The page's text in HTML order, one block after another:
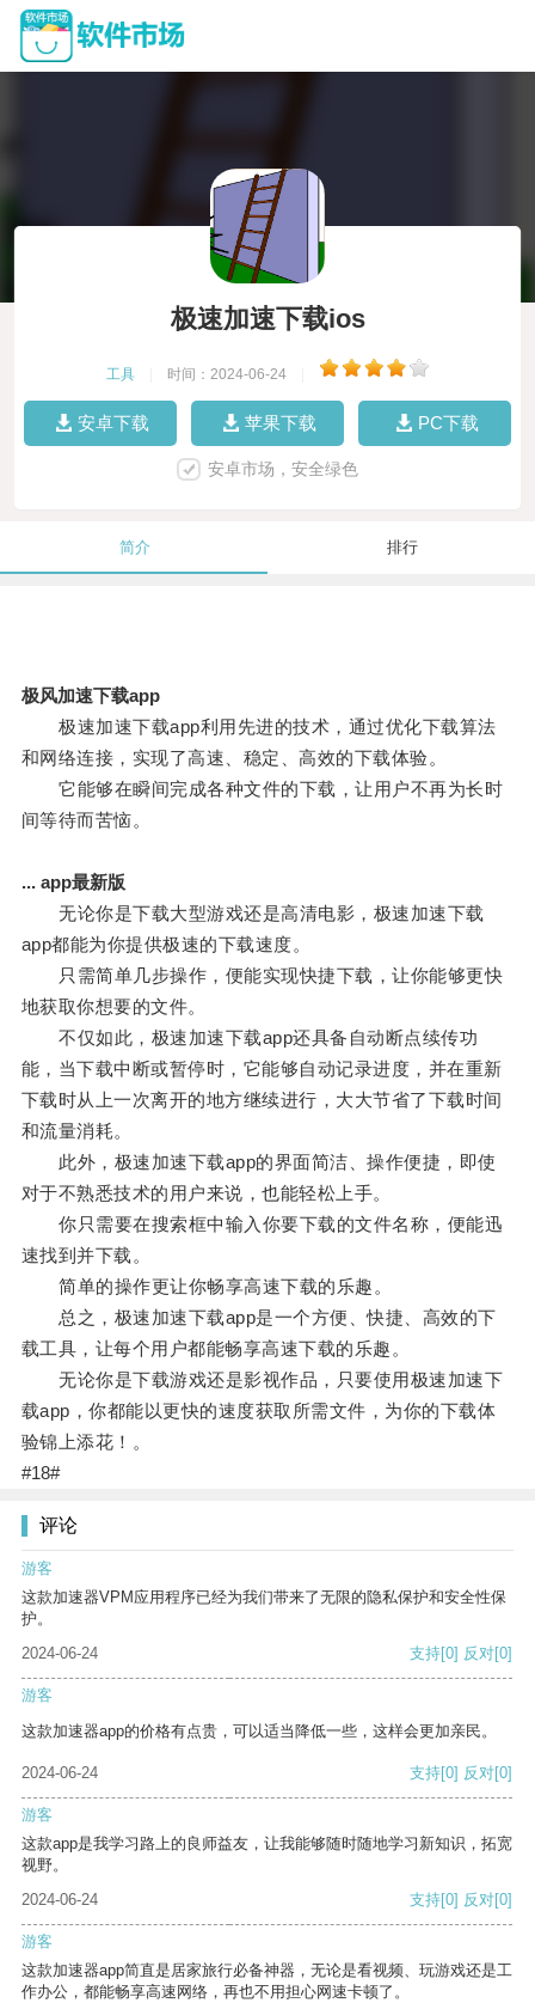
极速加速下载ios
工具 时间：2024-06-24
安卓下载 苹果下载 PC下载
安卓市场，安全绿色
简介 排行
极风加速下载app
极速加速下载app利用先进的技术，通过优化下载算法
和网络连接，实现了高速、稳定、高效的下载体验。
它能够在瞬间完成各种文件的下载，让用户不再为长时
间等待而苦恼。
... app最新版
无论你是下载大型游戏还是高清电影，极速加速下载
app都能为你提供极速的下载速度。
只需简单几步操作，便能实现快捷下载，让你能够更快
地获取你想要的文件。
不仅如此，极速加速下载app还具备自动断点续传功
能，当下载中断或暂停时，它能够自动记录进度，并在重新
下载时从上一次离开的地方继续进行，大大节省了下载时间
和流量消耗。
此外，极速加速下载app的界面简洁、操作便捷，即使
对于不熟悉技术的用户来说，也能轻松上手。
你只需要在搜索框中输入你要下载的文件名称，便能迅
速找到并下载。
简单的操作更让你畅享高速下载的乐趣。
总之，极速加速下载app是一个方便、快捷、高效的下
载工具，让每个用户都能畅享高速下载的乐趣。
无论你是下载游戏还是影视作品，只要使用极速加速下
载app，你都能以更快的速度获取所需文件，为你的下载体
验锦上添花！。
#18#
评论
游客
这款加速器VPM应用程序已经为我们带来了无限的隐私保护和安全性保
护。
2024-06-24
支持[0] 反对[0]
游客
这款加速器app的价格有点贵，可以适当降低一些，这样会更加亲民。
2024-06-24 支持[0] 反对[0]
游客
这款app是我学习路上的良师益友，让我能够随时随地学习新知识，拓宽
视野。
2024-06-24
支持[0] 反对[0]
游客
这款加速器app简直是居家旅行必备神器，无论是看视频、玩游戏还是工
作办公，都能畅享高速网络，再也不用担心网速卡顿了。